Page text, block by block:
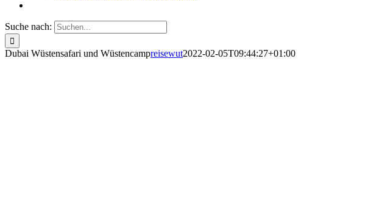
Suche nach:
Dubai Wüstensafari und Wüstencampreisewut2022-02-05T09:44:27+01:00